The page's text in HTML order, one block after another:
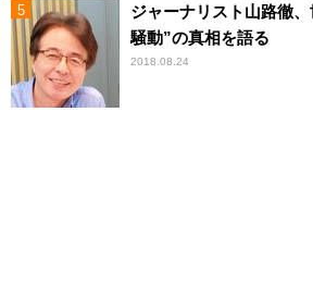
ジャーナリスト山路徹
騒動”の真相を語る
2018.08.24